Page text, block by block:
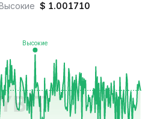
$ 1.001710